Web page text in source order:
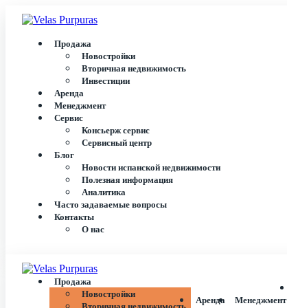
Продажа
Новостройки
Вторичная недвижимость
Инвестиции
Аренда
Менеджмент
Сервис
Консьерж сервис
Сервисный центр
Блог
Новости испанской недвижимости
Полезная информация
Аналитика
Часто задаваемые вопросы
Контакты
О нас
Продажа
Новостройки
Аренда Менеджмент